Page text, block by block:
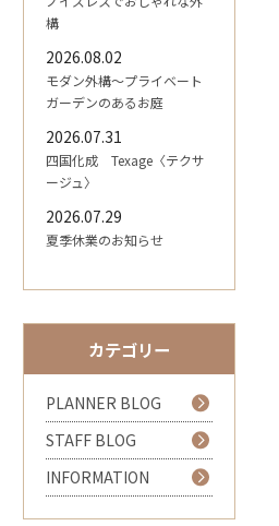
構
2026.08.02
モダン外構～プライベート
ガーデンのあるお庭
2026.07.31
四国化成 Texage〈テクサ
ージュ〉
2026.07.29
夏季休業のお知らせ
カテゴリー
PLANNER BLOG
STAFF BLOG
INFORMATION